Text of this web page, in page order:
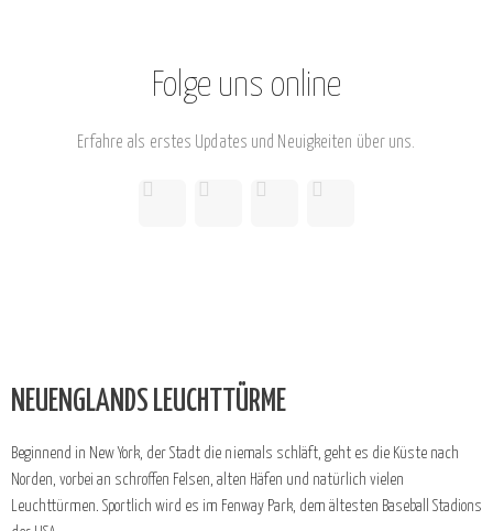
Folge uns online
Erfahre als erstes Updates und Neuigkeiten über uns.
NEUENGLANDS LEUCHTTÜRME
Beginnend in New York, der Stadt die niemals schläft, geht es die Küste nach
Norden, vorbei an schroffen Felsen, alten Häfen und natürlich vielen
Leuchttürmen. Sportlich wird es im Fenway Park, dem ältesten Baseball Stadions